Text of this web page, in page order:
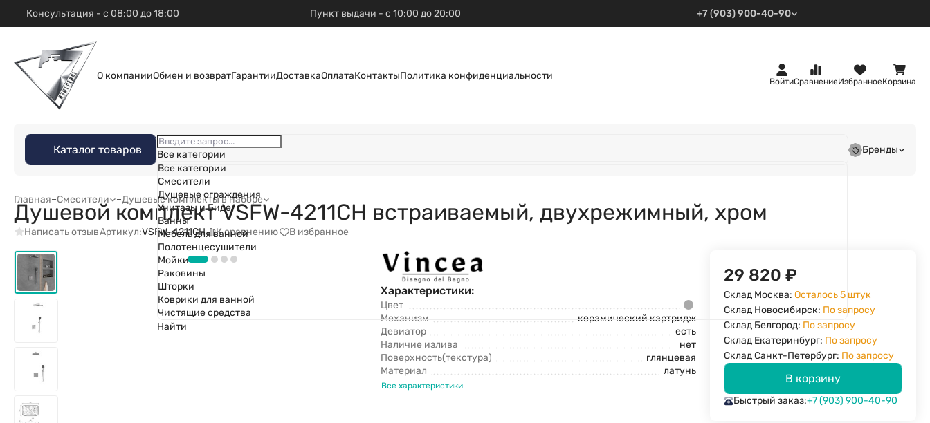
Консультация - с 08:00 до 18:00 Пункт выдачи - с 10:00 до 20:00 +7 (903) 900-40-90
О компанииОбмен и возвратГарантииДоставкаОплатаКонтактыПолитика конфиденциальности
ВойтиСравнениеИзбранноеКорзина
Каталог товаров
Все категории
Все категории
Смесители
Душевые ограждения
Унитазы и Биде
Ванны
Мебель для ванной
Полотенцесушители
Мойки
Раковины
Шторки
Коврики для ванной
Чистящие средства
Найти
Бренды
Главная–Смесители –Душевые комплекты в наборе
Душевой комплект VSFW-4211CH встраиваемый, двухрежимный, хром
Написать отзывАртикул:VSFW-4211CH К сравнению В избранное
Характеристики:
Цвет
Механизм
керамический картридж
Девиатор
есть
Наличие излива
нет
Поверхность(текстура)
глянцевая
Материал
латунь
Все характеристики
29 820₽
Склад Москва:Осталось 5 штук
Склад Новосибирск: По запросу
Склад Белгород: По запросу
Склад Екатеринбург: По запросу
Склад Санкт-Петербург: По запросу
В корзину
Быстрый заказ:+7 (903) 900-40-90